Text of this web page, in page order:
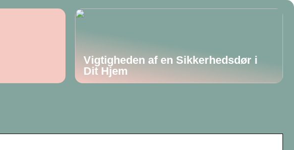
Vigtigheden af en Sikkerhedsdør i
Dit Hjem